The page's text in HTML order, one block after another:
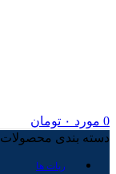
0 مورد ۰ تومان
دسته بندی محصولات
ربات ها